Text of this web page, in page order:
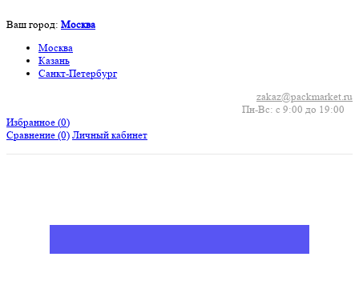
Ваш город: Москва
Москва
Казань
Санкт-Петербург
Пн-Вс: с 9:00 до 19:00
zakaz@packmarket.ru
Избранное (0)
Сравнение (0) Личный кабинет